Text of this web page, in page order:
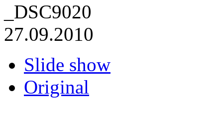
_DSC9020
27.09.2010
Slide show
Original